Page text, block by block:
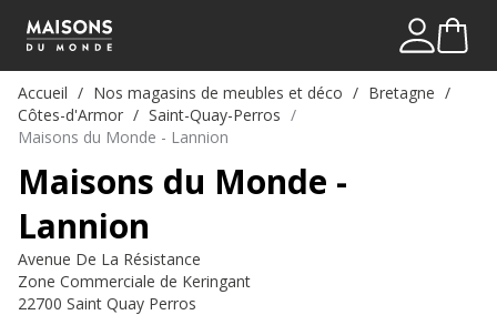
Mon
Me
Accueil Nos magasins de meubles et déco
Bretagne
Côtes-d'Armor
Saint-Quay-Perros
Maisons du Monde - Lannion
Maisons du Monde -
Lannion
Avenue De La Résistance
Zone Commerciale de Keringant
22700 Saint Quay Perros